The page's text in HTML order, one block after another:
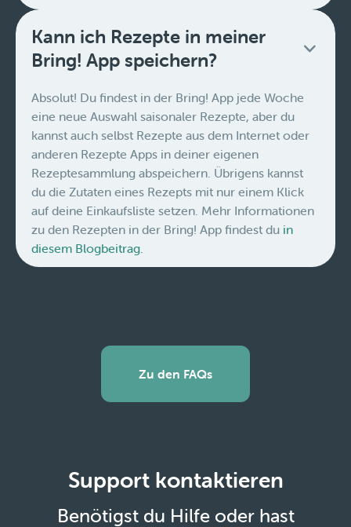
Kann ich Rezepte in meiner
Bring! App speichern?
Absolut! Du findest in der Bring! App jede Woche
eine neue Auswahl saisonaler Rezepte, aber du
kannst auch selbst Rezepte aus dem Internet oder
anderen Rezepte Apps in deiner eigenen
Rezeptesammlung abspeichern. Übrigens kannst
du die Zutaten eines Rezepts mit nur einem Klick
auf deine Einkaufsliste setzen. Mehr Informationen
zu den Rezepten in der Bring! App findest du in
diesem Blogbeitrag.
Zu den FAQs
Support kontaktieren
Benötigst du Hilfe oder hast